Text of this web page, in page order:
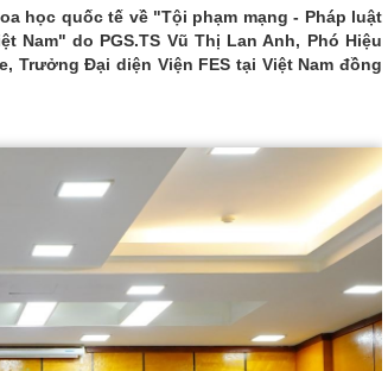
học quốc tế về "Tội phạm mạng - Pháp luật
do PGS.TS Vũ Thị Lan Anh, Phó Hiệu
Đại diện Viện FES tại Việt Nam đồng